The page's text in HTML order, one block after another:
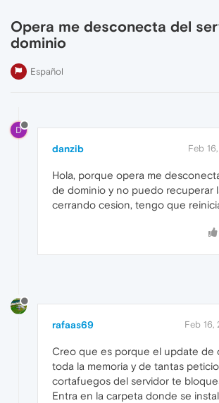
Opera me desconecta del
dominio
Español
D
danzib Feb
Hola, porque opera me
de dominio y no puedo recuperar
cerrando cesion, tengo que
rafaas69 Feb 16,
Creo que es porque el update de
toda la memoria y de tantas
cortafuegos del servidor te
Entra en la carpeta donde se